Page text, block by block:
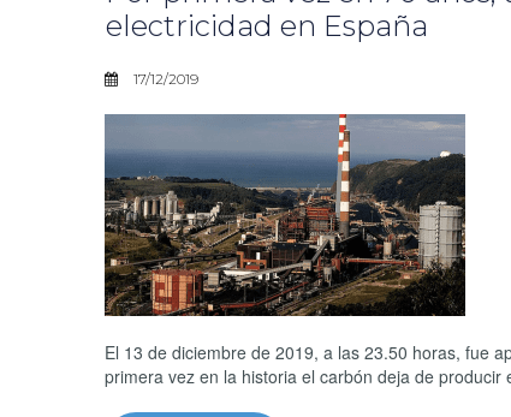
electricidad en España
17/12/2019
El 13 de diciembre de 2019, a las 23.50 horas, fue
primera vez en la historia el carbón deja de producir